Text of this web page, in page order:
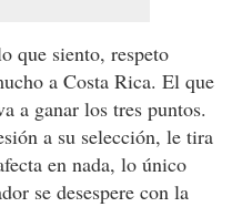
que siento, respeto
a Costa Rica. El que
a ganar los tres puntos.
a su selección, le tira
en nada, lo único
se desespere con la